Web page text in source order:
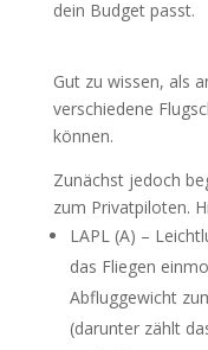
dein Budget passt.
Gut zu wissen, als
verschiedene
können.
Zunächst jedoch
zum Privatpiloten.
LAPL (A) –
das Fliegen
Abfluggewicht
(darunter zählt